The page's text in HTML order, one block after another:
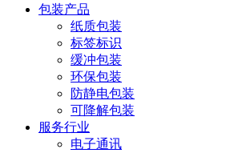
包装产品
纸质包装
标签标识
缓冲包装
环保包装
防静电包装
可降解包装
服务行业
电子通讯